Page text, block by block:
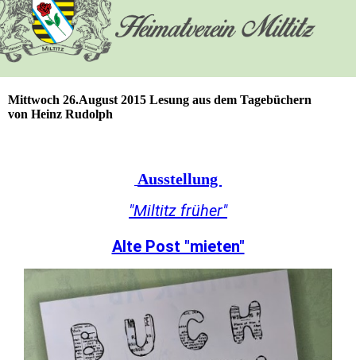
Mittwoch 26.August 2015 Lesung aus dem Tagebüchern
von Heinz Rudolph
Ausstellung
"Miltitz früher"
Alte Post "mieten"